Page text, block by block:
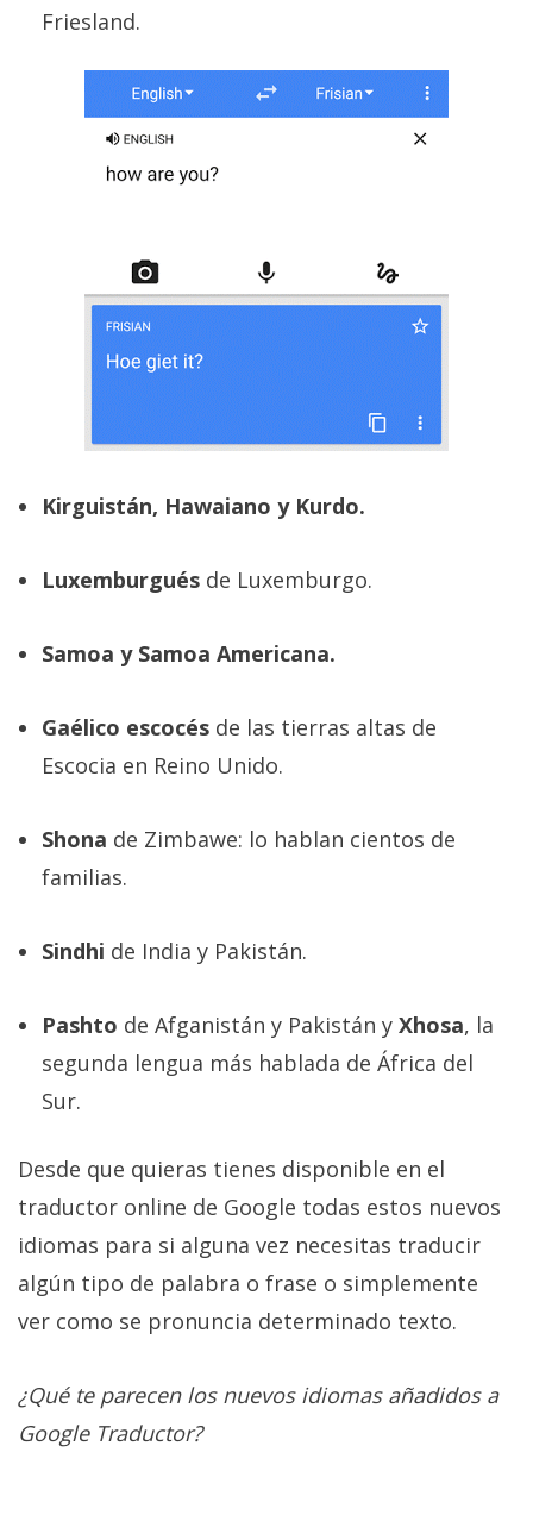
trucos y
Informático
Algunos
Friesland.
Kirguistán, Hawaiano y Kurdo.
Luxemburgués de Luxemburgo.
Samoa y Samoa Americana.
Gaélico escocés de las tierras altas de
Escocia en Reino Unido.
Shona de Zimbawe: lo hablan cientos de
familias.
Sindhi de India y Pakistán.
Pashto de Afganistán y Pakistán y Xhosa, la
segunda lengua más hablada de África del
Sur.
Desde que quieras tienes disponible en el
traductor online de Google todas estos nuevos
idiomas para si alguna vez necesitas traducir
algún tipo de palabra o frase o simplemente
ver como se pronuncia determinado texto.
¿Qué te parecen los nuevos idiomas añadidos a
Google Traductor?